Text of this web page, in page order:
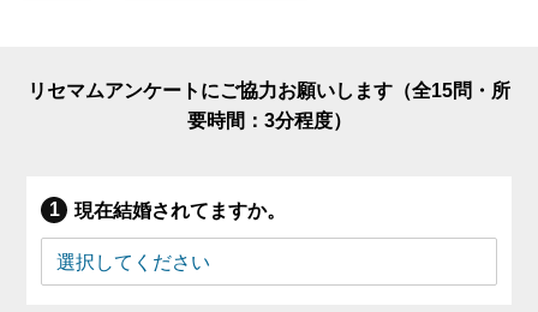
リセマムアンケートにご協力お願いします（全15問・所
要時間：3分程度）
現在結婚されてますか。